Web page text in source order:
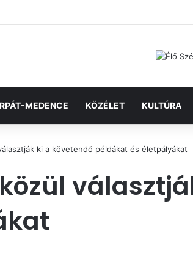
MEDENCE KÖZÉLET KULTÚRA
ki a követendő példákat és életpályákat